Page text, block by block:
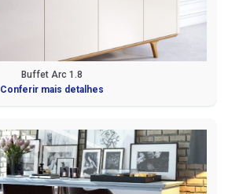
Buffet Arc 1.8
Conferir mais detalhes